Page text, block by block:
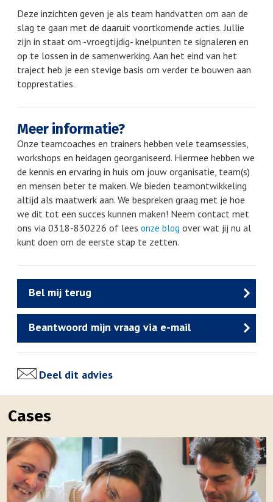
Deze inzichten geven je als team handvatten om aan de
slag te gaan met de daaruit voortkomende acties. Jullie
zijn in staat om -vroegtijdig- knelpunten te signaleren en
op te lossen in de samenwerking. Aan het eind van het
traject heb je een stevige basis om verder te bouwen aan
topprestaties.
Meer informatie?
Onze teamcoaches en trainers hebben vele teamsessies,
workshops en heidagen georganiseerd. Hiermee hebben we
de kennis en ervaring in huis om jouw organisatie, team(s)
en mensen beter te maken. We bieden teamontwikkeling
altijd als maatwerk aan. We bespreken graag met je hoe
we dit tot een succes kunnen maken! Neem contact met
ons via 0318-830226 of lees onze blog over wat jij nu al
kunt doen om de eerste stap te zetten.
Bel mij terug
Beantwoord mijn vraag via e-mail
Deel dit advies
Cases